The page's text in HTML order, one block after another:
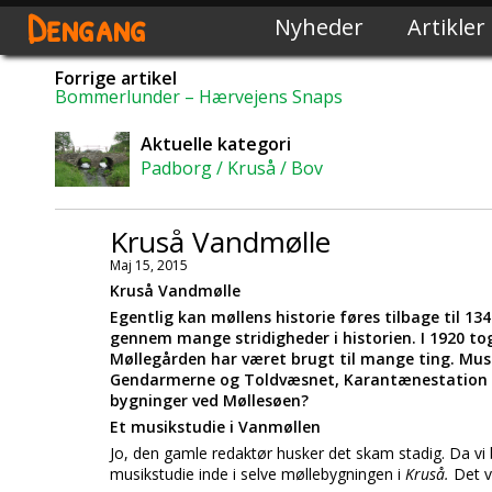
Dengang Nyheder Artikler
Forrige artikel
Bommerlunder – Hærvejens Snaps
Aktuelle kategori
Padborg / Kruså / Bov
Kruså Vandmølle
Maj 15, 2015
Kruså Vandmølle
Egentlig kan møllens historie føres tilbage til
gennem mange stridigheder i historien. I 1920
Møllegården har været brugt til mange ting.
Gendarmerne og Toldvæsnet, Karantænestation
bygninger ved Møllesøen?
Et musikstudie i Vanmøllen
Jo, den gamle redaktør husker det skam stadig. Da
musikstudie inde i selve møllebygningen i Kruså. Det